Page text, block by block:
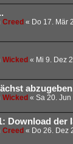
Creed « Do 17. Mär
Wicked « Mi 9. Dez
Wicked « Sa 20.
Download der
Creed « Do 26. Dez